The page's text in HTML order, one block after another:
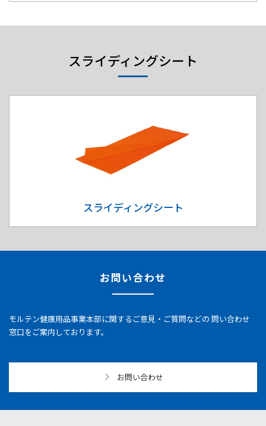
スライディングシート
スライディングシート
お問い合わせ
モルテン健康用品事業本部に関するご意見・ご質問などの 問い合わせ
窓口をご案内しております。
お問い合わせ